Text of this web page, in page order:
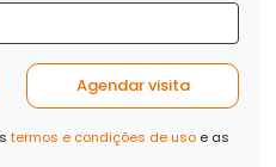
Agendar visita
termos e condições de uso e as